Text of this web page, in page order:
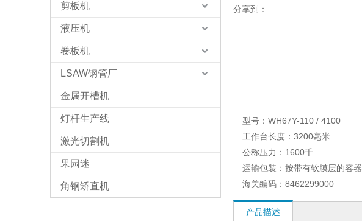
剪板机
液压机
卷板机
LSAW钢管厂
金属开槽机
灯杆生产线
激光切割机
果园迷
角钢矫直机
分享到：
型号： WH67Y-110 / 4100
工作台长度： 3200毫米
公称压力： 1600千
运输包装： 按带有软膜层的容器
海关编码： 8462299000
产品描述